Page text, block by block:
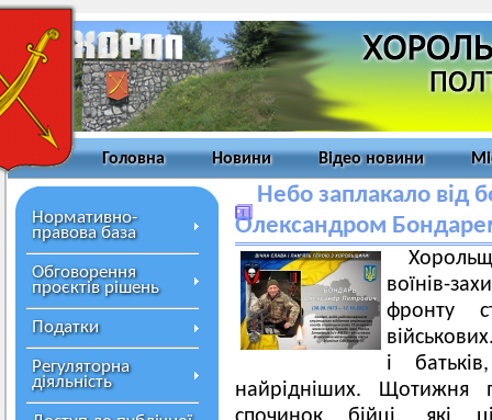
Головна Новини Відео новини
Нормативно-
правова база
Обговорення
проєктів рішень
Податки
Регуляторна
діяльність
Небо заплакало від
Олександром
воїнів-
фронту
і
найрідніших. Щотижня